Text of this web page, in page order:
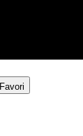
Favori